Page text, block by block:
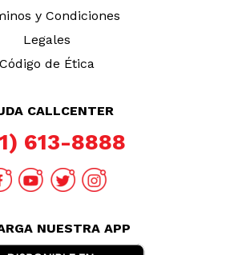
y Condiciones
Legales
Código de Ética
CALLCENTER
613-8888
NUESTRA APP